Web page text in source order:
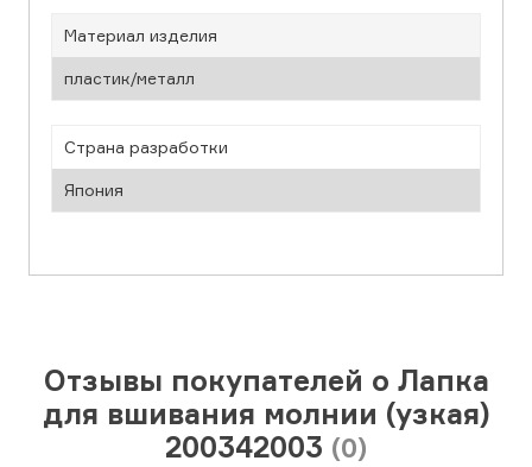
Материал изделия
пластик/металл
Страна разработки
Япония
Отзывы покупателей о Лапка
для вшивания молнии (узкая)
200342003 (0)